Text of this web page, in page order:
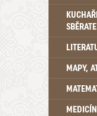
Dům a
MAPY,